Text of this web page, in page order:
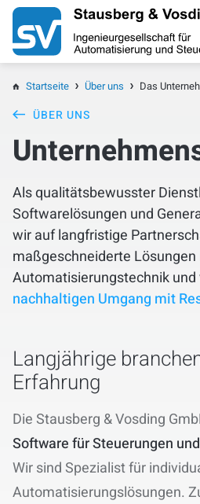
Startseite
Über uns
Dienstleistungen
Referenzen
Branchen
Karriere
Startseite Über uns Das
ÜBER UNS
Als qualitätsbewusster
Softwarelösungen und
wir auf langfristige
maßgeschneiderte
Automatisierungstechnik
nachhaltigen Umgang mit
Langjährige
Erfahrung
Die Stausberg & Vosding
Software für Steuerungen
Wir sind Spezialist für
Automatisierungslösungen.